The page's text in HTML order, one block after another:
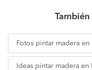
Fotos pintar madera en
Ideas pintar madera en